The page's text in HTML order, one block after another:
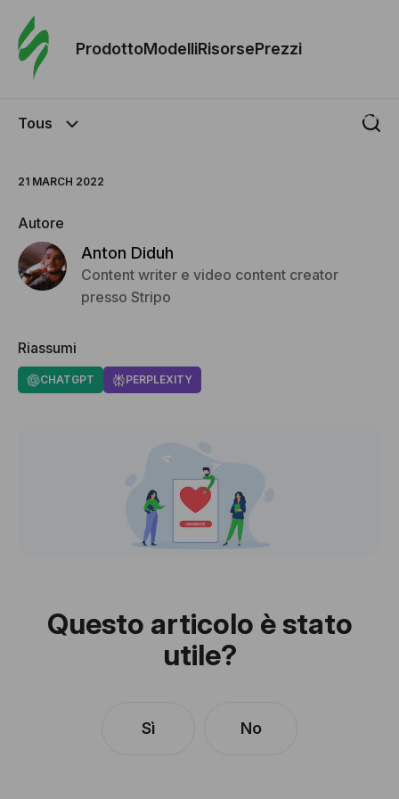
ProdottoModelliRisorsePrezzi
Modelli
Tous
21 MARCH 2022
Autore
Anton Diduh
Content writer e video content creator
presso Stripo
Riassumi
CHATGPT PERPLEXITY
Questo articolo è stato
utile?
Sì No